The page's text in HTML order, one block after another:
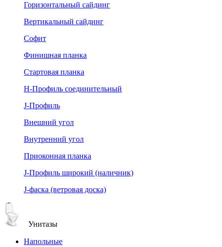
Горизонтальный сайдинг
Вертикальный сайдинг
Софит
Финишная планка
Стартовая планка
Н-Профиль соединительный
J-Профиль
Внешний угол
Внутренний угол
Приоконная планка
J-Профиль широкий (наличник)
J-фаска (ветровая доска)
Унитазы
Напольные